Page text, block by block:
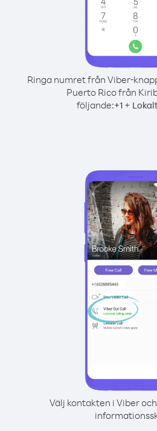
Ringa numret från Viber-
Puerto Rico från
följande:+1+
Välj kontakten i Viber